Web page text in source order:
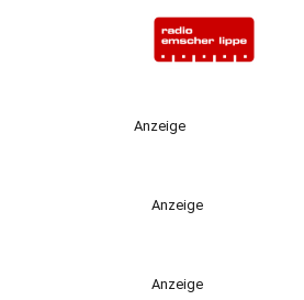
Anzeige
Anzeige
Anzeige